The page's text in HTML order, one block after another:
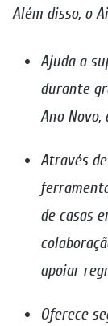
Além disso, o
Ajuda a
durante
Ano
Através
de casas
apoiar
Oferece